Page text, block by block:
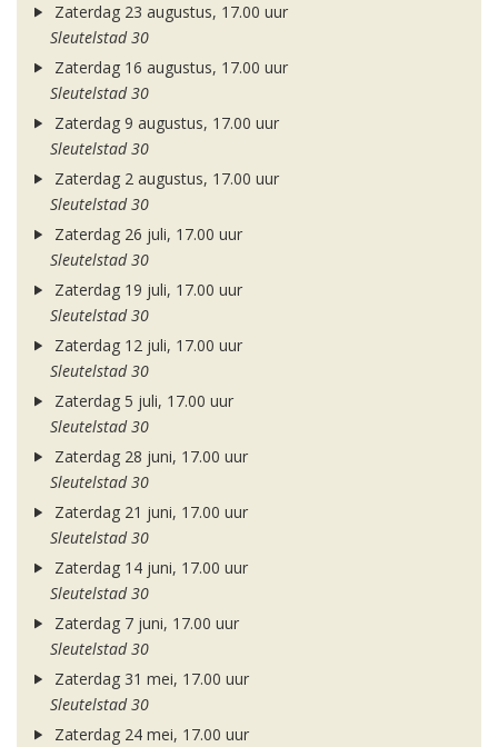
Zaterdag 23 augustus, 17.00 uur
Sleutelstad 30
Zaterdag 16 augustus, 17.00 uur
Sleutelstad 30
Zaterdag 9 augustus, 17.00 uur
Sleutelstad 30
Zaterdag 2 augustus, 17.00 uur
Sleutelstad 30
Zaterdag 26 juli, 17.00 uur
Sleutelstad 30
Zaterdag 19 juli, 17.00 uur
Sleutelstad 30
Zaterdag 12 juli, 17.00 uur
Sleutelstad 30
Zaterdag 5 juli, 17.00 uur
Sleutelstad 30
Zaterdag 28 juni, 17.00 uur
Sleutelstad 30
Zaterdag 21 juni, 17.00 uur
Sleutelstad 30
Zaterdag 14 juni, 17.00 uur
Sleutelstad 30
Zaterdag 7 juni, 17.00 uur
Sleutelstad 30
Zaterdag 31 mei, 17.00 uur
Sleutelstad 30
Zaterdag 24 mei, 17.00 uur